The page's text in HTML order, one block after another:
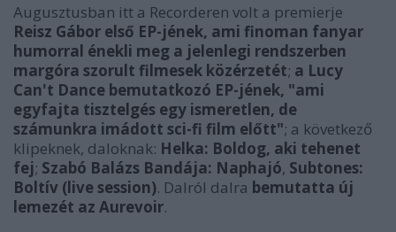
Augusztusban itt a Recorderen volt a premierje
Reisz Gábor első EP-jének, ami finoman fanyar
humorral énekli meg a jelenlegi rendszerben
margóra szorult filmesek közérzetét; a Lucy
Can't Dance bemutatkozó EP-jének, "ami
egyfajta tisztelgés egy ismeretlen, de
számunkra imádott sci-fi film előtt"; a következő
klipeknek, daloknak: Helka: Boldog, aki tehenet
fej; Szabó Balázs Bandája: Naphajó, Subtones:
Boltív (live session). Dalról dalra bemutatta új
lemezét az Aurevoir.